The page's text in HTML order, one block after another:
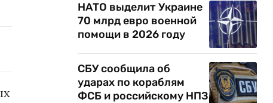
НАТО выделит Украине
70 млрд евро военной
помощи в 2026 году
СБУ сообщила об
ударах по кораблям
ФСБ и российскому НПЗ